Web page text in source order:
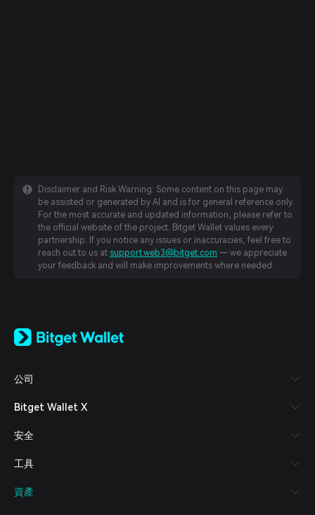
Disclaimer and Risk Warning: Some content on this page may
be assisted or generated by AI and is for general reference only.
For the most accurate and updated information, please refer to
the official website of the project. Bitget Wallet values every
partnership. If you notice any issues or inaccuracies, feel free to
reach out to us at support.web3@bitget.com — we appreciate
your feedback and will make improvements where needed.
日本語
Español (Latinoamérica)
Italiano
Deutsch
繁體中文
Bahasa Indonesia
公司
Bitget Wallet X
安全
工具
資產